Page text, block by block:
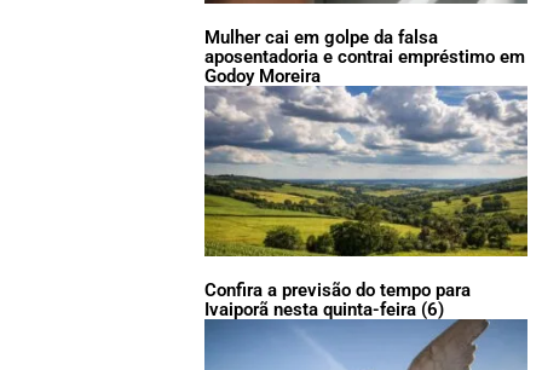
Mulher cai em golpe da falsa
aposentadoria e contrai empréstimo em
Godoy Moreira
Confira a previsão do tempo para
Ivaiporã nesta quinta-feira (6)